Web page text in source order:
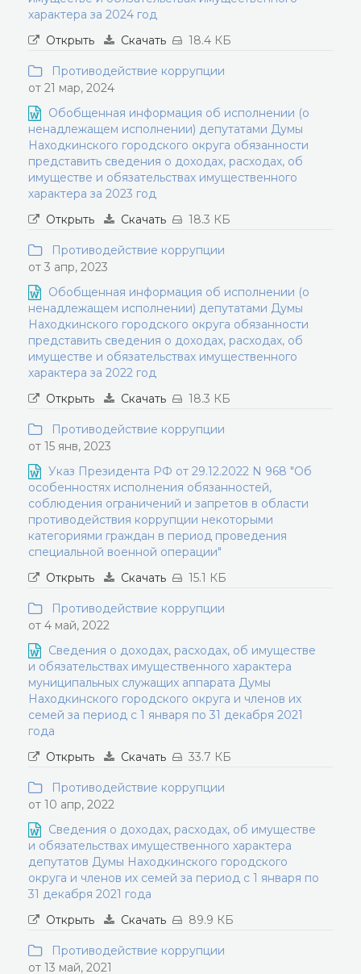
характера за 2024 год
Открыть
Скачать 18.4 КБ
Противодействие коррупции
от 21 мар, 2024
Обобщенная информация об исполнении (о
ненадлежащем исполнении) депутатами Думы
Находкинского городского округа обязанности
представить сведения о доходах, расходах, об
имуществе и обязательствах имущественного
характера за 2023 год
Открыть
Скачать 18.3 КБ
Противодействие коррупции
от 3 апр, 2023
Обобщенная информация об исполнении (о
ненадлежащем исполнении) депутатами Думы
Находкинского городского округа обязанности
представить сведения о доходах, расходах, об
имуществе и обязательствах имущественного
характера за 2022 год
Открыть
Скачать 18.3 КБ
Противодействие коррупции
от 15 янв, 2023
Указ Президента РФ от 29.12.2022 N 968 "Об
особенностях исполнения обязанностей,
соблюдения ограничений и запретов в области
противодействия коррупции некоторыми
категориями граждан в период проведения
специальной военной операции"
Открыть
Скачать 15.1 КБ
Противодействие коррупции
от 4 май, 2022
Сведения о доходах, расходах, об имуществе
и обязательствах имущественного характера
муниципальных служащих аппарата Думы
Находкинского городского округа и членов их
семей за период с 1 января по 31 декабря 2021
года
Открыть
Скачать 33.7 КБ
Противодействие коррупции
от 10 апр, 2022
Сведения о доходах, расходах, об имуществе
и обязательствах имущественного характера
депутатов Думы Находкинского городского
округа и членов их семей за период с 1 января по
31 декабря 2021 года
Открыть
Скачать 89.9 КБ
Противодействие коррупции
от 13 май, 2021